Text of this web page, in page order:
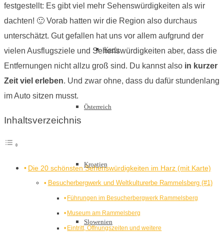
Korfu
Österreich
Kroatien
Slowenien
festgestellt: Es gibt viel mehr Sehenswürdigkeiten als wir
dachten! 🙂 Vorab hatten wir die Region also durchaus
unterschätzt. Gut gefallen hat uns vor allem aufgrund der
vielen Ausflugsziele und Sehenswürdigkeiten aber, dass die
Entfernungen nicht allzu groß sind. Du kannst also in kurzer
Zeit viel erleben. Und zwar ohne, dass du dafür stundenlang
im Auto sitzen musst.
Inhaltsverzeichnis
Die 20 schönsten Sehenswürdigkeiten im Harz (mit Karte)
Besucherbergwerk und Weltkulturerbe Rammelsberg (#1)
Führungen im Besucherbergwerk Rammelsberg
Museum am Rammelsberg
Eintritt, Öffnungszeiten und weitere